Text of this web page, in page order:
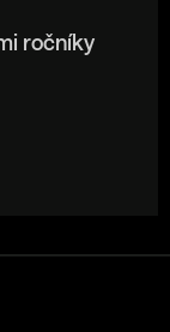
ročníky